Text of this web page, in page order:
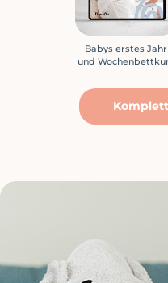
Babys erstes Jahr
und